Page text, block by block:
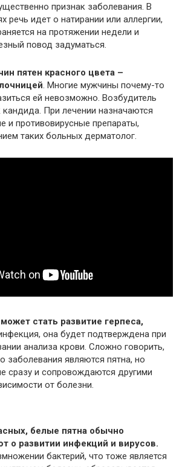
признак заболевания. В
речь идет о натирании или аллергии,
на протяжении недели и
повод задуматься.
пятен красного цвета –
. Многие мужчины почему-то
ей невозможно. Возбудитель
При лечении назначаются
и противовирусные препараты,
таких больных дерматолог.
стать развитие герпеса,
она будет подтверждена при
анализа крови. Сложно говорить,
заболевания являются пятна, но
сразу и сопровождаются другими
от болезни.
белые пятна обычно
о развитии инфекций и вирусов.
бактерий, что тоже является